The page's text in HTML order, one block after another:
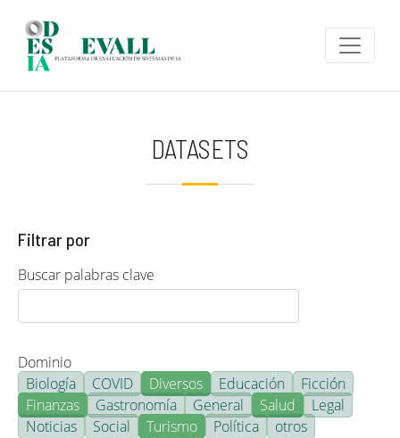
DATASETS
Filtrar por
Buscar palabras clave
Dominio
Biología
COVID Diversos Educación
Ficción
Finanzas
Gastronomía General Salud
Legal
Noticias
Social Turismo Política otros